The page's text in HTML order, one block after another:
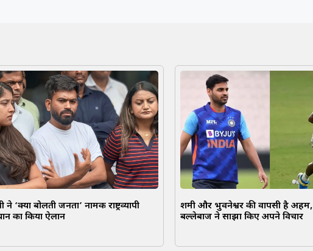
ने ‘क्या बोलती जनता’ नामक राष्ट्रव्यापी
का किया ऐलान
शमी और भुवनेश्वर की वापसी है अहम,
बल्लेबाज ने साझा किए अपने विचार